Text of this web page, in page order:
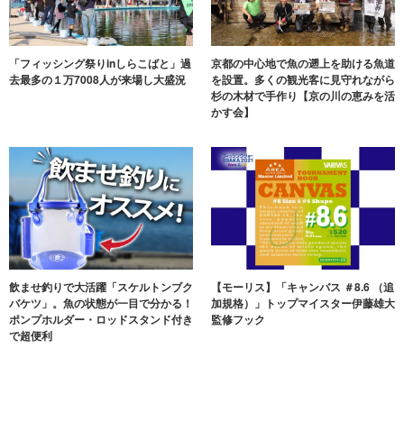
「フィッシング祭りinしらこばと」過
去最多の１万7008人が来場し大盛況
京都の中心地で魚の遡上を助ける魚道
を設置。多くの観光客に見守れながら
杉の木材で手作り【京の川の恵みを活
かす会】
飲ませ釣りで大活躍「スケルトンブク
バケツ」。魚の状態が一目で分かる！
ポンプホルダー・ロッドスタンド付き
で超便利
【モーリス】「キャンバス ＃8.6 （追
加規格）」トップマイスター伊藤雄大
監修フック